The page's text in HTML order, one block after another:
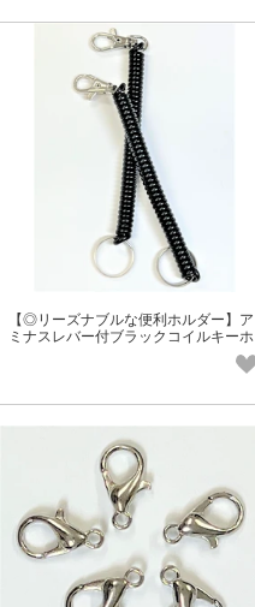
【◎リーズナブルな便利ホルダー】ア
ミナスレバー付ブラックコイルキーホ